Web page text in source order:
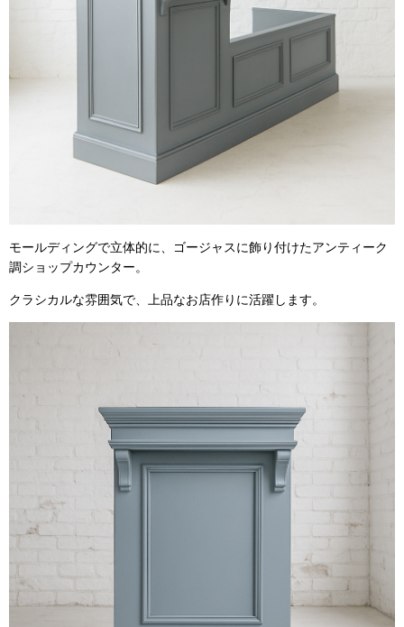
モールディングで立体的に、ゴージャスに飾り付けたアンティーク
調ショップカウンター。
クラシカルな雰囲気で、上品なお店作りに活躍します。